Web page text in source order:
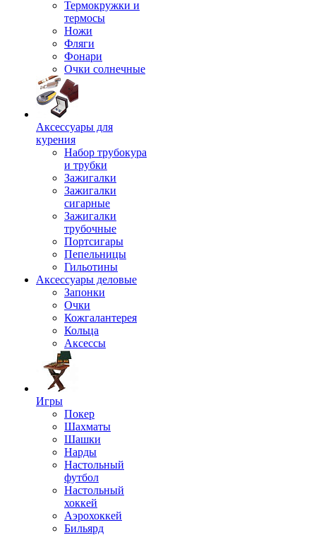
Термокружки и
термосы
Ножи
Фляги
Фонари
Очки солнечные
Аксессуары для
курения
Набор трубокура
и трубки
Зажигалки
Зажигалки
сигарные
Зажигалки
трубочные
Портсигары
Пепельницы
Гильотины
Аксессуары деловые
Запонки
Очки
Кожгалантерея
Кольца
Аксессы
Игры
Покер
Шахматы
Шашки
Нарды
Настольный
футбол
Настольный
хоккей
Аэрохоккей
Бильярд